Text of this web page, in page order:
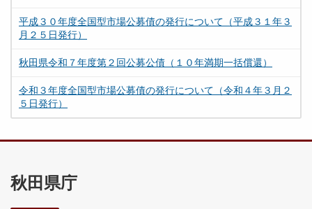
平成３０年度全国型市場公募債の発行について（平成３１年３
月２５日発行）
秋田県令和７年度第２回公募公債（１０年満期一括償還）
令和３年度全国型市場公募債の発行について（令和４年３月２
５日発行）
秋田県庁